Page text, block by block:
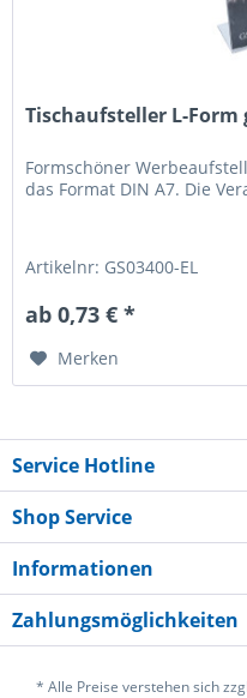
Tischaufsteller L-
Formschöner
das Format DIN A7. Die
Artikelnr: GS03400-EL
ab 0,73 € *
Merken
Service Hotline
Shop Service
Informationen
Zahlungsmöglichkeiten
* Alle Preise verstehen sich